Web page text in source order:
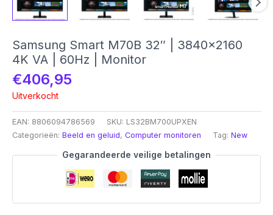
Samsung Smart M70B 32″ | 3840×2160
4K VA | 60Hz | Monitor
€406,95
Uitverkocht
EAN: 8806094786569 SKU: LS32BM700UPXEN
Categorieën: Beeld en geluid, Computer monitoren Tag: New
Gegarandeerde veilige betalingen